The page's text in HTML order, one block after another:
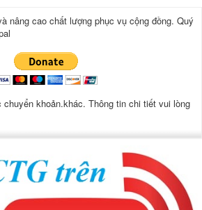
nâng cao chất lượng phục vụ cộng đồng. Quý
chuyển khoản.khác. Thông tin chi tiết vui lòng